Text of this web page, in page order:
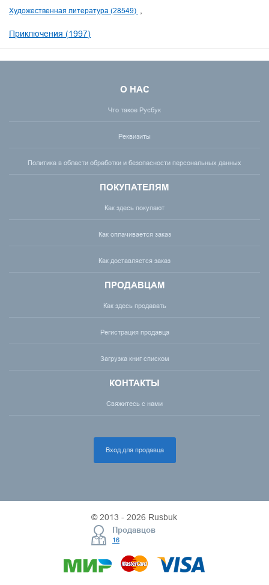
Художественная литература (28549)
Приключения (1997)
О НАС
Что такое Русбук
Реквизиты
Политика в области обработки и безопасности персональных данных
ПОКУПАТЕЛЯМ
Как здесь покупают
Как оплачивается заказ
Как доставляется заказ
ПРОДАВЦАМ
Как здесь продавать
Регистрация продавца
Загрузка книг списком
КОНТАКТЫ
Свяжитесь с нами
Вход для продавца
© 2013 - 2026 Rusbuk
Продавцов
16